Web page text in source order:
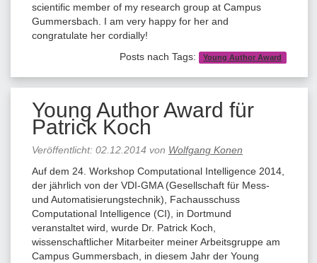
scientific member of my research group at Campus
Gummersbach. I am very happy for her and
congratulate her cordially!
Posts nach Tags:
Young Author Award
Young Author Award für
Patrick Koch
Veröffentlicht: 02.12.2014 von Wolfgang Konen
Auf dem 24. Workshop Computational Intelligence 2014,
der jährlich von der VDI-GMA (Gesellschaft für Mess-
und Automatisierungstechnik), Fachausschuss
Computational Intelligence (CI), in Dortmund
veranstaltet wird, wurde Dr. Patrick Koch,
wissenschaftlicher Mitarbeiter meiner Arbeitsgruppe am
Campus Gummersbach, in diesem Jahr der Young